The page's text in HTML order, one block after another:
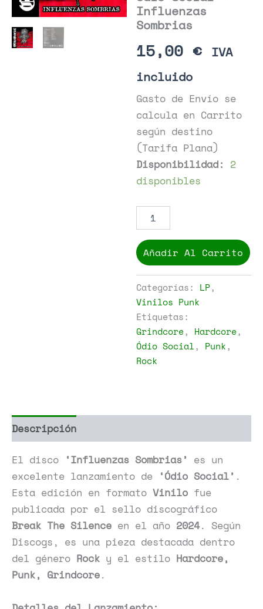
Influenzas
Sombrias
15,00 € IVA
incluido
Gasto de Envío se
calcula en Carrito
según destino
(Tarifa Plana)
Disponibilidad: 2
disponibles
Social
Influenzas
Sombrias
Añadir Al Carrito
Categorías: LP,
Vinilos Punk
Etiquetas:
Grindcore, Hardcore,
Ódio Social, Punk,
Rock
Descripción
El disco ‘Influenzas Sombrias’ es un
excelente lanzamiento de ‘Ódio Social’ .
Esta edición en formato Vinilo fue
publicada por el sello discográfico
Break The Silence en el año 2024. Según
Discogs, es una pieza destacada dentro
del género Rock y el estilo Hardcore,
Punk, Grindcore.